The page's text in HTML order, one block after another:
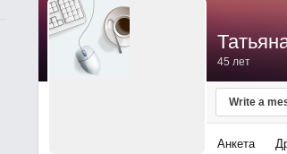
45 лет
Write a
Анкета